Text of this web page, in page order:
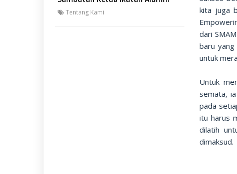
Tentang Kami
kita juga
dari
baru yang
untuk
Untuk
semata,
pada
itu harus
dilatih
dimaksud.